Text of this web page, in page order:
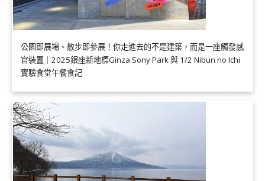
公園即展場、散步即參展！你走進去的不是建築，而是一座觸發感
官裝置｜2025銀座新地標Ginza Sony Park 與 1/2 Nibun no Ichi
實驗食堂午餐食記